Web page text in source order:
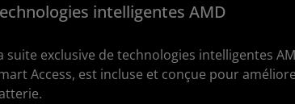
intelligentes AMD
suite exclusive de technologies intelligentes
Access, est incluse et conçue pour